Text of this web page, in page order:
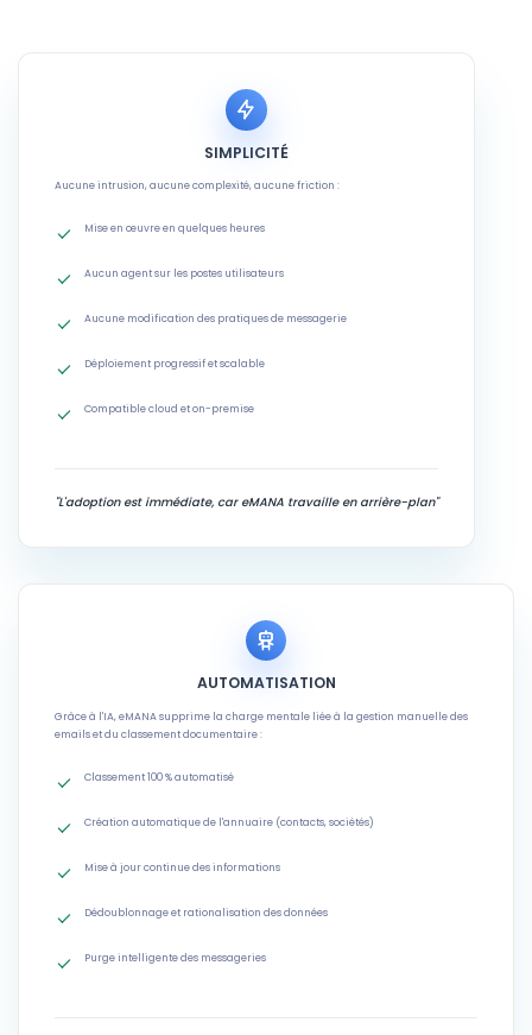
SIMPLICITÉ
Aucune intrusion, aucune complexité, aucune friction :
Mise en œuvre en quelques heures
Aucun agent sur les postes utilisateurs
Aucune modification des pratiques de messagerie
Déploiement progressif et scalable
Compatible cloud et on-premise
"L'adoption est immédiate, car eMANA travaille en arrière-plan"
AUTOMATISATION
Grâce à l'IA, eMANA supprime la charge mentale liée à la gestion manuelle des
emails et du classement documentaire :
Classement 100 % automatisé
Création automatique de l'annuaire (contacts, sociétés)
Mise à jour continue des informations
Dédoublonnage et rationalisation des données
Purge intelligente des messageries